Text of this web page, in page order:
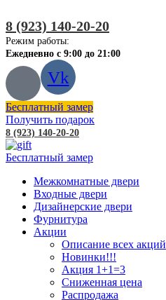
8 (923) 140-20-20
Режим работы:
Ежедневно с 9:00 до 21:00
Vk
Бесплатный замер
Получить подарок
8 (923) 140-20-20
Бесплатный замер
Межкомнатные двери
Входные двери
Дизайнерские двери
Фурнитура
Акции
Описание всех акций
Новинки!!!
Акция 1+1=3
Сниженная цена
Распродажа